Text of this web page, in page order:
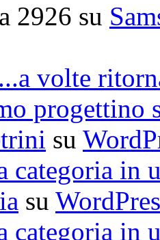
2926 su
volte
progettino
su
categoria in
su
categoria in